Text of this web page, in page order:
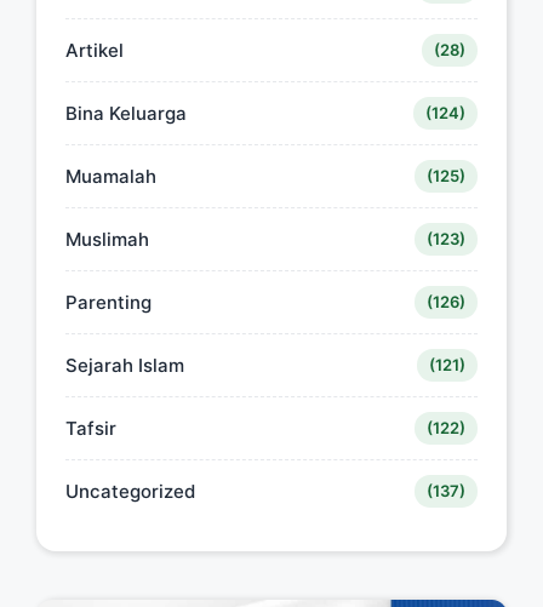
Artikel (28)
Bina Keluarga (124)
Muamalah (125)
Muslimah (123)
Parenting (126)
Sejarah Islam (121)
Tafsir (122)
Uncategorized (137)